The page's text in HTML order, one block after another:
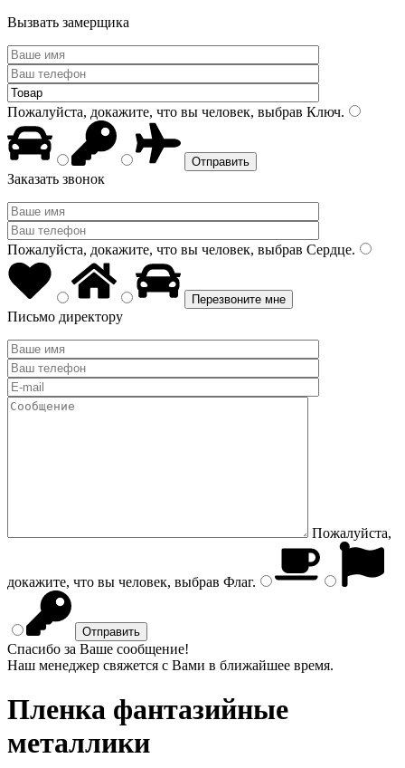
Вызвать замерщика
Пожалуйста, докажите, что вы человек, выбрав Ключ.
Заказать звонок
Пожалуйста, докажите, что вы человек, выбрав Сердце.
Письмо директору
Пожалуйста,
докажите, что вы человек, выбрав Флаг.
Спасибо за Ваше сообщение!
Наш менеджер свяжется с Вами в ближайшее время.
Пленка фантазийные
металлики